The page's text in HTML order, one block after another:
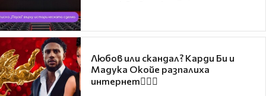
Любов или скандал? Карди Би и
Мадука Окойе разпалиха
интернет❤️‍🔥🔥